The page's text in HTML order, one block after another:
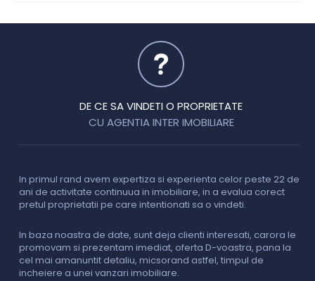
DE CE SA VINDETI O PROPRIETATE
CU AGENTIA INTER IMOBILIARE
In primul rand avem expertiza si experienta celor peste 22 de
ani de activitate continuua in imobiliare, in a evalua corect
pretul proprietatii pe care intentionati sa o vindeti.
In baza noastra de date, sunt deja clienti interesati, carora le
promovam si prezentam imediat, oferta D-voastra, pana la
cel mai amanuntit detaliu, micsorand astfel, timpul de
incheiere a unei vanzari imobiliare.